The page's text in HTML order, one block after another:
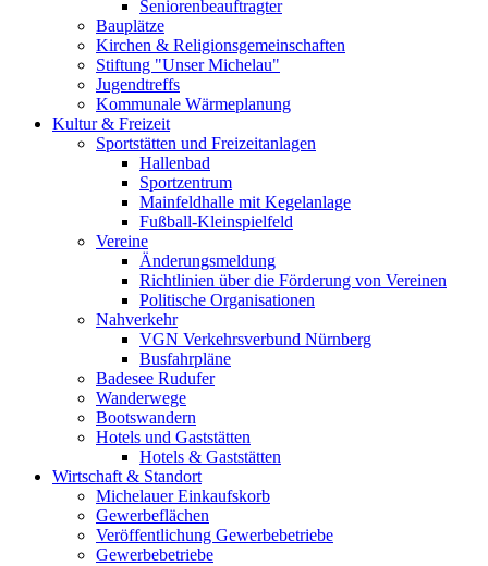
Seniorenbeauftragter
Bauplätze
Kirchen & Religionsgemeinschaften
Stiftung "Unser Michelau"
Jugendtreffs
Kommunale Wärmeplanung
Kultur & Freizeit
Sportstätten und Freizeitanlagen
Hallenbad
Sportzentrum
Mainfeldhalle mit Kegelanlage
Fußball-Kleinspielfeld
Vereine
Änderungsmeldung
Richtlinien über die Förderung von Vereinen
Politische Organisationen
Nahverkehr
VGN Verkehrsverbund Nürnberg
Busfahrpläne
Badesee Rudufer
Wanderwege
Bootswandern
Hotels und Gaststätten
Hotels & Gaststätten
Wirtschaft & Standort
Michelauer Einkaufskorb
Gewerbeflächen
Veröffentlichung Gewerbebetriebe
Gewerbebetriebe